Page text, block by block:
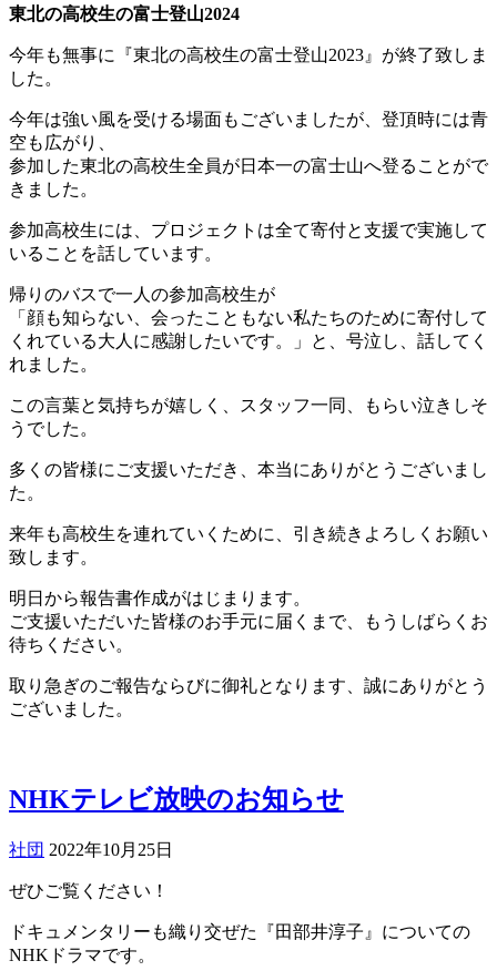
東北の高校生の富士登山2024
今年も無事に『東北の高校生の富士登山2023』 が終了致しま
した。
今年は強い風を受ける場面もございましたが、 登頂時には青
空も広がり、
参加した東北の高校生全員が日本一の富士山へ登ることがで
きました。
参加高校生には、 プロジェクトは全て寄付と支援で実施して
いることを話しています。
帰りのバスで一人の参加高校生が
「顔も知らない、会ったこともない私たちのために寄付して
くれている大人に感謝したいです。」と、号泣し、 話してく
れました。
この言葉と気持ちが嬉しく、スタッフ一同、
もらい泣きしそ
うでした。
多くの皆様にご支援いただき、本当にありがとうございまし
た。
来年も高校生を連れていくために、引き続きよろしくお願い
致します。
明日から報告書作成がはじまります。
ご支援いただいた皆様のお手元に届くまで、もうしばらくお
待ちください。
取り急ぎのご報告ならびに御礼となります、誠にありがとう
ございました。
NHKテレビ放映のお知らせ
社団 2022年10月25日
ぜひご覧ください！
ドキュメンタリーも織り交ぜた『田部井淳子』についての
NHKドラマです。